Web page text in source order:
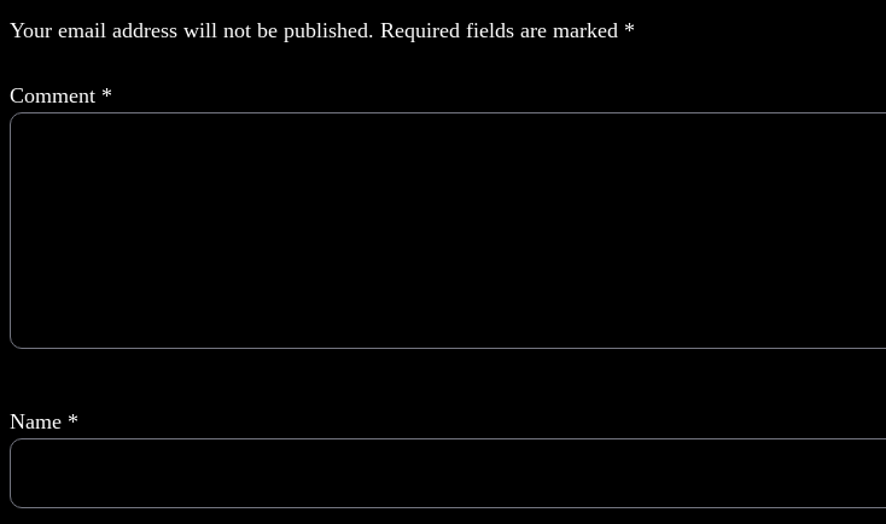
Your email address will not be published. Required fields are marked *
Comment *
Name *